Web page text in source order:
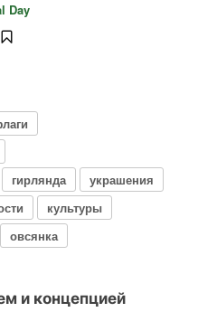
Day
гирлянда
украшения
культуры
овсянка
и концепцией